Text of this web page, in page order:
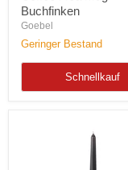
Buchfinken
Goebel
Geringer Bestand
Schnellkauf